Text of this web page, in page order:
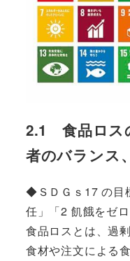
2.1 食品ロス
者のバランス
◆ＳＤＧｓ17 の目
任」「2 飢餓をゼ
食品ロスとは、過
食材や注文による